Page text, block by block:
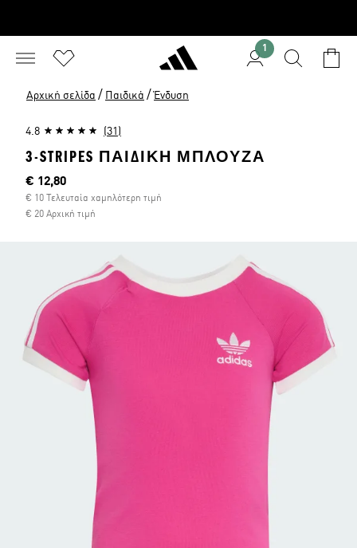
1
Αρχική σελίδα / Παιδικά / Ένδυση
4.8 (31)
3-STRIPES ΠΑΙΔΙΚΉ ΜΠΛΟΎΖΑ
Τρέχουσα τιμή
€ 12,80
€ 10 Τελευταία χαμηλότερη τιμή
€ 20 Αρχική τιμή